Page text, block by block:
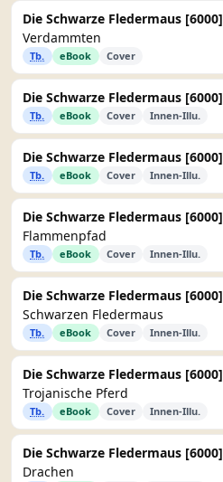
Die Schwarze Fledermaus [6000]
Verdammten
Tb. eBook Cover
Die Schwarze Fledermaus [6000]
Tb. eBook Cover Innen-Illu.
Die Schwarze Fledermaus [6000]
Tb. eBook Cover Innen-Illu.
Die Schwarze Fledermaus [6000]
Flammenpfad
Tb. eBook Cover Innen-Illu.
Die Schwarze Fledermaus [6000]
Schwarzen Fledermaus
Tb. eBook Cover Innen-Illu.
Die Schwarze Fledermaus [6000]
Trojanische Pferd
Tb. eBook Cover Innen-Illu.
Die Schwarze Fledermaus [6000]
Drachen